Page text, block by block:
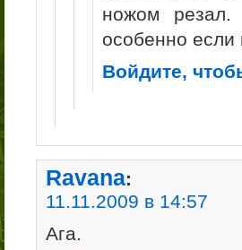
ножом
особенно если
Войдите,
Ravana:
11.11.2009 в 14:57
Ага.